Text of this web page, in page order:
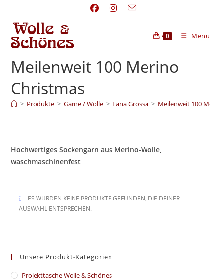
0 Menü
Meilenweit 100 Merino
Christmas
> Produkte > Garne / Wolle > Lana Grossa > Meilenweit 100
Hochwertiges Sockengarn aus Merino-Wolle,
waschmaschinenfest
ES WURDEN KEINE PRODUKTE GEFUNDEN, DIE DEINER
AUSWAHL ENTSPRECHEN.
Unsere Produkt-Kategorien
​Projekttasche Wolle & Schönes